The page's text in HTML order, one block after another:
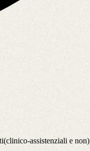
assistenziali e non)